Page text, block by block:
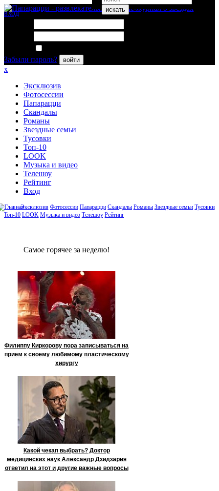
искать
вход
Забыли пароль?
войти
x
Эксклюзив
Фотосессии
Папарацци
Скандалы
Романы
Звездные семьи
Тусовки
Топ-10
LOOK
Музыка и видео
Телешоу
Рейтинг
Вход
Эксклюзив Фотосессии Папарацци Скандалы Романы Звездные семьи Тусовки
Топ-10 LOOK Музыка и видео Телешоу Рейтинг
Сaмое гoрячее за неделю!
Филиппу Киркорову пора записываться на
прием к своему любимому пластическому
хирургу
Какой чекап выбрать? Доктор
медицинских наук Александр Дзидзария
ответил на этот и другие важные вопросы